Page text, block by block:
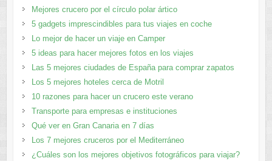
Mejores crucero por el círculo polar ártico
5 gadgets imprescindibles para tus viajes en coche
Lo mejor de hacer un viaje en Camper
5 ideas para hacer mejores fotos en los viajes
Las 5 mejores ciudades de España para comprar zapatos
Los 5 mejores hoteles cerca de Motril
10 razones para hacer un crucero este verano
Transporte para empresas e instituciones
Qué ver en Gran Canaria en 7 días
Los 7 mejores cruceros por el Mediterráneo
¿Cuáles son los mejores objetivos fotográficos para viajar?